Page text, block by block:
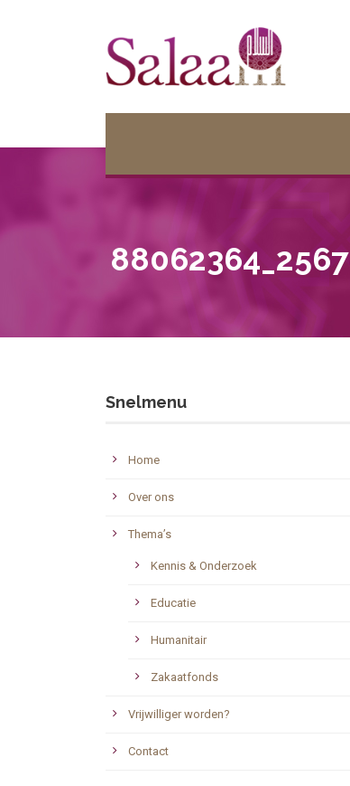
Snelmenu
Home
Over ons
Thema’s
Kennis & Onderzoek
Educatie
Humanitair
Zakaatfonds
Vrijwilliger worden?
Contact